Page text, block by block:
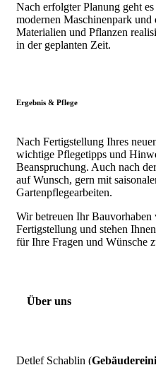
Nach erfolgter Planung geht
modernen Maschinenpark
Materialien und Pflanzen
in der geplanten Zeit.
Ergebnis & Pflege
Nach Fertigstellung Ihres
wichtige Pflegetipps und
Beanspruchung. Auch nach
auf Wunsch, gern mit
Gartenpflegearbeiten.
Wir betreuen Ihr Bauvorhaben
Fertigstellung und stehen
für Ihre Fragen und Wünsche
Über uns
Detlef Schablin (